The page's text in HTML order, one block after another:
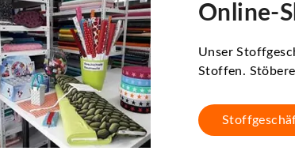
Online-
Unser
Stoffen.